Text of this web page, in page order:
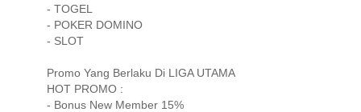
- TOGEL
- POKER DOMINO
- SLOT
Promo Yang Berlaku Di LIGA UTAMA
HOT PROMO :
- Bonus New Member 15%